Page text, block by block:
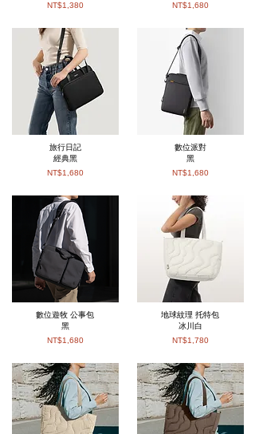
NT$1,380
旅行日記
經典黑
NT$1,680
數位遊牧 公事包
黑
NT$1,680
NT$1,680
數位派對
黑
NT$1,680
地球紋理 托特包
冰川白
NT$1,780